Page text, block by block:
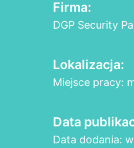
Firma:
DGP Security
Lokalizacja:
Miejsce pracy:
Data
Data dodania: